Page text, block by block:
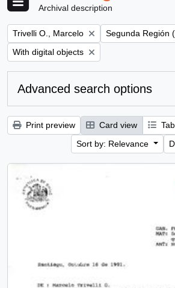
Archival description
Remove filter:
Trivelli O., Marcelo Remove filter:
Segunda Región
Remove filter:
With digital objects
Advanced search options
Print preview Card view
Sort by: Relevance